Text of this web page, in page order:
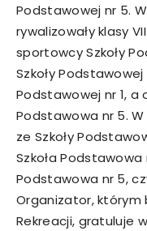
Podstawowej nr 5.
rywalizowały klasy
sportowcy Szkoły
Szkoły
Podstawowej nr 1, a
Podstawowa nr 5.
ze Szkoły
Szkoła Podstawowa
Podstawowa nr 5,
Organizator, którym
Rekreacji, gratuluje